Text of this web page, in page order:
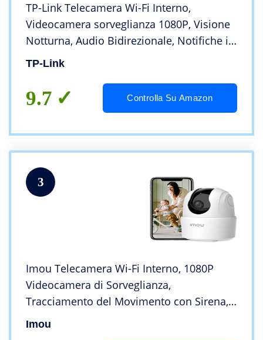
TP-Link Telecamera Wi-Fi Interno,
Videocamera sorveglianza 1080P, Visione
Notturna, Audio Bidirezionale, Notifiche in
tempo reale del sensore di
TP-Link
9.7 Controlla Su Amazon
3
Imou Telecamera Wi-Fi Interno, 1080P
Videocamera di Sorveglianza,
Tracciamento del Movimento con Sirena,
con Rilevamento Umano, Audio
Imou